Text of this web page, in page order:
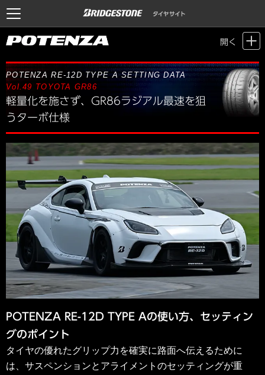
開く
Motor Sports / Time Attack > POTENZA SETTING DATA
> Vol.49 TOYOTA
POTENZA RE-12D TYPE A SETTING DATA
Vol.49 TOYOTA GR86
軽量化を施さず、GR86ラジアル最速を狙
うターボ仕様
POTENZA RE-12D TYPE Aの使い方、セッティン
グのポイント
タイヤの優れたグリップ力を確実に路面へ伝えるために
は、サスペンションとアライメントのセッティングが重